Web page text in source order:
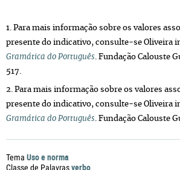
1. Para mais informação sobre os valores
presente do indicativo, consulte-se Oliveira
Gramática do Português. Fundação Calouste
517.
2. Para mais informação sobre os valores
presente do indicativo, consulte-se Oliveira
Gramática do Português. Fundação Calouste
Tema Uso e norma
Classe de Palavrasverbo